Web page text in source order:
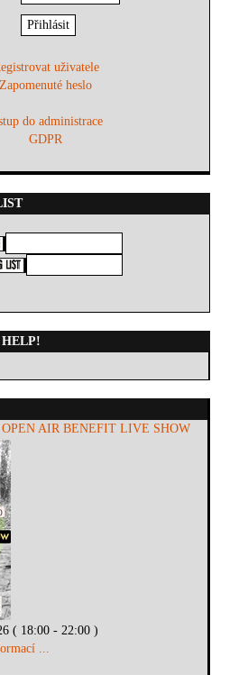
uživatele
Zapomenuté heslo
do administrace
GDPR
HELP!
AIR BENEFIT LIVE SHOW
( 18:00 - 22:00 )
...